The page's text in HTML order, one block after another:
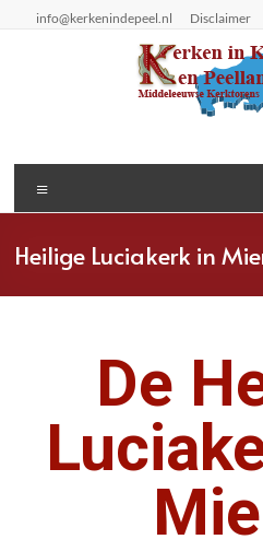
info@kerkenindepeel.nl Disclaimer
Heilige Luciakerk in
De